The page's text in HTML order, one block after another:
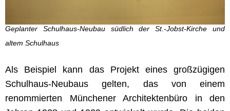
Geplanter Schulhaus-Neubau südlich der St.-Jobst-Kirche und
altem Schulhaus
Als Beispiel kann das Projekt eines großzügigen
Schulhaus-Neubaus gelten, das von einem
renommierten Münchener Architektenbüro in den